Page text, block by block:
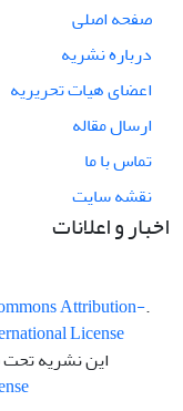
صفحه اصلی
درباره نشریه
اعضای هیات تحریریه
ارسال مقاله
تماس با ما
نقشه سایت
اخبار و اعلانات
.This work is licensed under a
Attribution-
License
این نشریه تحت